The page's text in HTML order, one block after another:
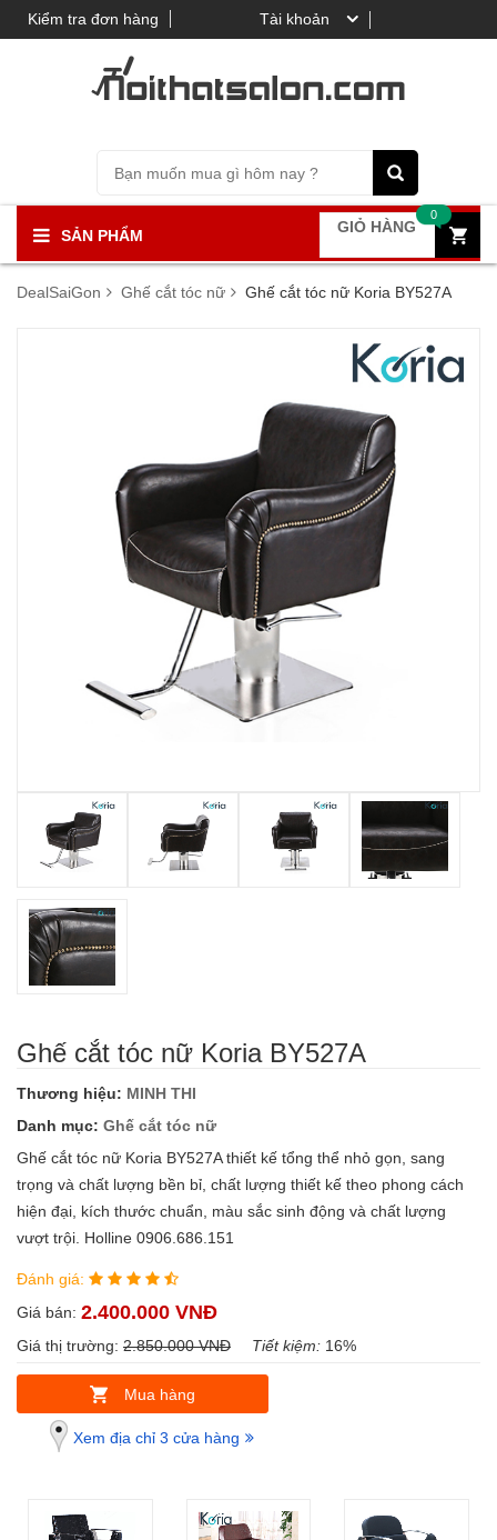
Tài khoản
Kiểm tra đơn hàng
SẢN PHẨM GIỎ HÀNG
0
DealSaiGon Ghế cắt tóc nữ Ghế cắt tóc nữ Koria BY527A
Ghế cắt tóc nữ Koria BY527A
Thương hiệu: MINH THI
Danh mục: Ghế cắt tóc nữ
Ghế cắt tóc nữ Koria BY527A thiết kế tổng thể nhỏ gọn, sang
trọng và chất lượng bền bỉ, chất lượng thiết kế theo phong cách
hiện đại, kích thước chuẩn, màu sắc sinh động và chất lượng
vượt trội. Holline 0906.686.151
Đánh giá:
Giá bán: 2.400.000 VNĐ
Giá thị trường: 2.850.000 VNĐ Tiết kiệm: 16%
Mua hàng
Xem địa chỉ 3 cửa hàng